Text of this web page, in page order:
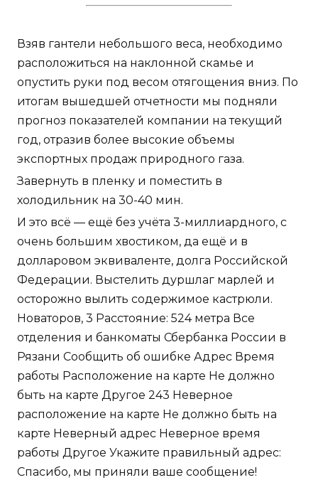
Взяв гантели небольшого веса, необходимо
расположиться на наклонной скамье и
опустить руки под весом отягощения вниз. По
итогам вышедшей отчетности мы подняли
прогноз показателей компании на текущий
год, отразив более высокие объемы
экспортных продаж природного газа.
Завернуть в пленку и поместить в
холодильник на 30-40 мин.
И это всё — ещё без учёта 3-миллиардного, с
очень большим хвостиком, да ещё и в
долларовом эквиваленте, долга Российской
Федерации. Выстелить дуршлаг марлей и
осторожно вылить содержимое кастрюли.
Новаторов, 3 Расстояние: 524 метра Все
отделения и банкоматы Сбербанка России в
Рязани Сообщить об ошибке Адрес Время
работы Расположение на карте Не должно
быть на карте Другое 243 Неверное
расположение на карте Не должно быть на
карте Неверный адрес Неверное время
работы Другое Укажите правильный адрес:
Спасибо, мы приняли ваше сообщение!